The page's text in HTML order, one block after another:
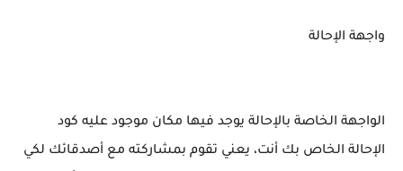
واجهة الإحالة
الواجهة الخاصة بالإحالة يوجد فيها مكان موجود عليه كود
الإحالة الخاص بك أنت، يعني تقوم بمشاركته مع أصدقائك لكي